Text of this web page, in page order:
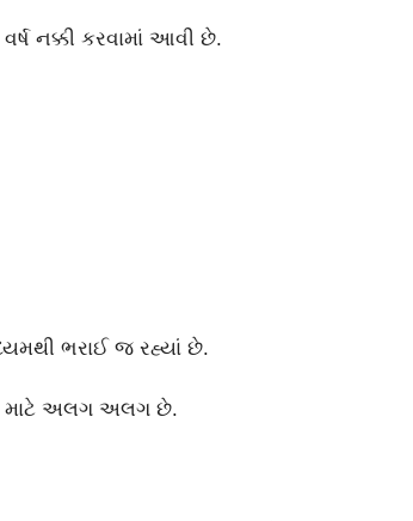
નક્કી કરવામાં આવી છે.
ભરાઈ જ રહ્યાં છે.
માટે અલગ અલગ છે.